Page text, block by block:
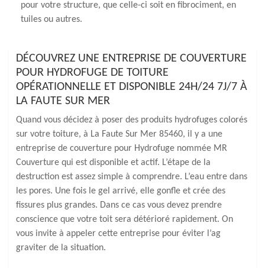
pour votre structure, que celle-ci soit en fibrociment, en
tuiles ou autres.
DÉCOUVREZ UNE ENTREPRISE DE COUVERTURE
POUR HYDROFUGE DE TOITURE
OPÉRATIONNELLE ET DISPONIBLE 24H/24 7J/7 À
LA FAUTE SUR MER
Quand vous décidez à poser des produits hydrofuges colorés
sur votre toiture, à La Faute Sur Mer 85460, il y a une
entreprise de couverture pour Hydrofuge nommée MR
Couverture qui est disponible et actif. L’étape de la
destruction est assez simple à comprendre. L’eau entre dans
les pores. Une fois le gel arrivé, elle gonfle et crée des
fissures plus grandes. Dans ce cas vous devez prendre
conscience que votre toit sera détérioré rapidement. On
vous invite à appeler cette entreprise pour éviter l’ag
graviter de la situation.